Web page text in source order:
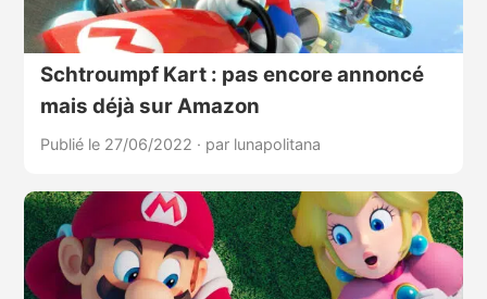
Schtroumpf Kart : pas encore annoncé
mais déjà sur Amazon
Publié le 27/06/2022 · par lunapolitana